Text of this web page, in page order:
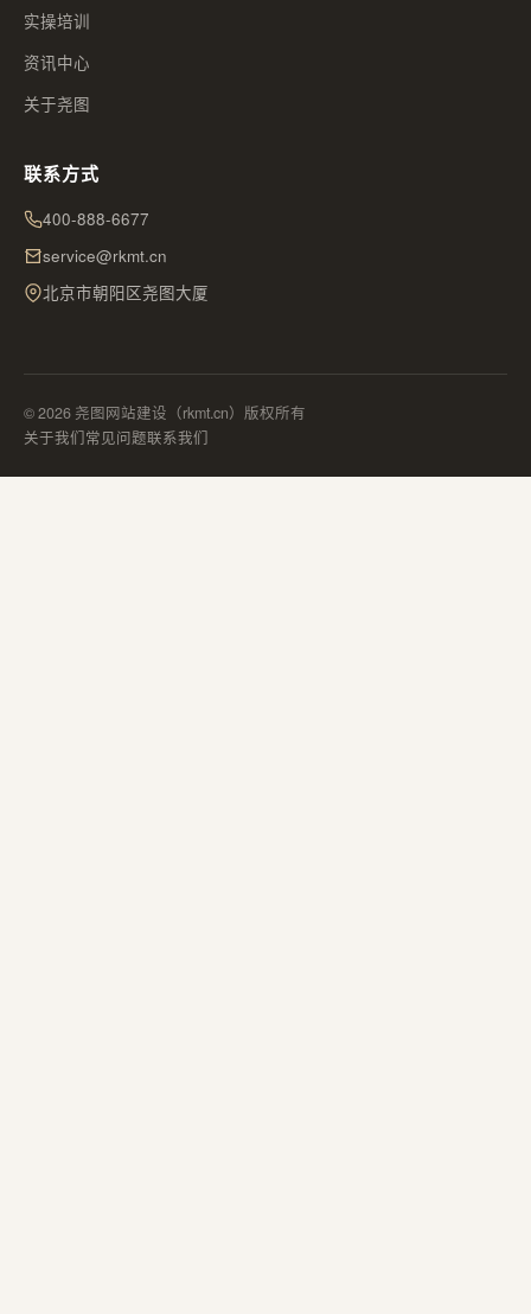
实操培训
资讯中心
关于尧图
联系方式
400-888-6677
service@rkmt.cn
北京市朝阳区尧图大厦
© 2026 尧图网站建设（rkmt.cn）版权所有
关于我们常见问题联系我们